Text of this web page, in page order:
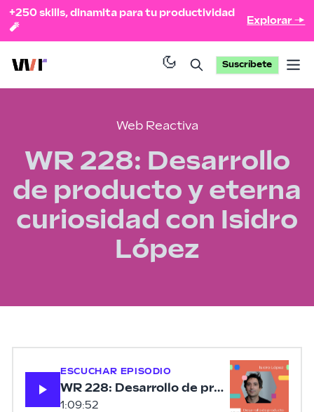
+250 skills, dinamita para tu productividad
🧨
Explorar →
Suscríbete
Web Reactiva
WR 228: Desarrollo
de producto y eterna
curiosidad con Isidro
López
ESCUCHAR EPISODIO
WR 228: Desarrollo de producto y
1:09:52